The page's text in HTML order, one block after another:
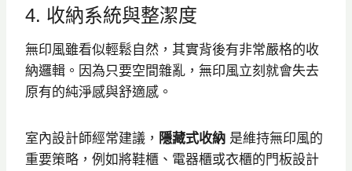
4. 收納系統與整潔度
無印風雖看似輕鬆自然，其實背後有非常嚴格的收
納邏輯。因為只要空間雜亂，無印風立刻就會失去
原有的純淨感與舒適感。
室內設計師經常建議， 隱藏式收納 是維持無印風的
重要策略，例如將鞋櫃、電器櫃或衣櫃的門板設計